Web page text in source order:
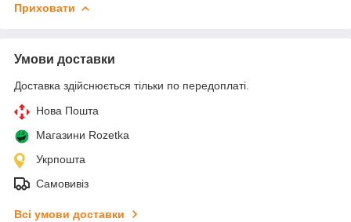
Приховати
Умови доставки
Доставка здійснюється тільки по передоплаті.
Нова Пошта
Магазини Rozetka
Укрпошта
Самовивіз
Всі умови доставки